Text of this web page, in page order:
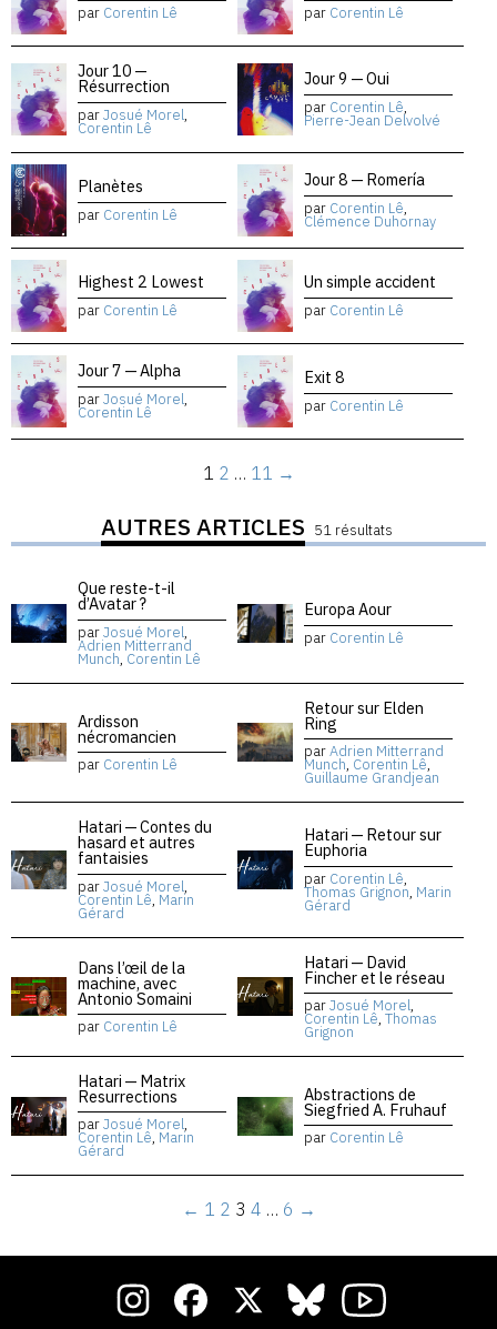
par Corentin Lê par Corentin Lê
Jour 10 —
Résurrection
parJosué Morel,
Corentin Lê
Jour 9 — Oui
par Corentin Lê,
Pierre-Jean Delvolvé
Planètes
par Corentin Lê
Jour 8 — Romería
par Corentin Lê,
Clémence Duhornay
Highest 2 Lowest
par Corentin Lê
Un simple accident
par Corentin Lê
Jour 7 — Alpha
parJosué Morel,
Corentin Lê
Exit 8
par Corentin Lê
1 2 … 11 →
AUTRES ARTICLES 51 résultats
Que reste-t-il
d’Avatar ?
parJosué Morel,
Adrien Mitterrand
Munch, Corentin Lê
Europa Aour
par Corentin Lê
Ardisson
nécromancien
par Corentin Lê
Retour sur Elden
Ring
parAdrien Mitterrand
Munch, Corentin Lê,
Guillaume Grandjean
Hatari — Contes du
hasard et autres
fantaisies
parJosué Morel,
Corentin Lê, Marin
Gérard
Hatari — Retour sur
Euphoria
par Corentin Lê,
Thomas Grignon, Marin
Gérard
Dans l’œil de la
machine, avec
Antonio Somaini
par Corentin Lê
Hatari — David
Fincher et le réseau
parJosué Morel,
Corentin Lê, Thomas
Grignon
Hatari — Matrix
Resurrections
parJosué Morel,
Corentin Lê, Marin
Gérard
Abstractions de
Siegfried A. Fruhauf
par Corentin Lê
← 1 2 3 4 … 6 →